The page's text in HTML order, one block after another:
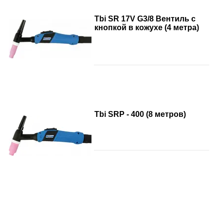
Tbi SR 17V G3/8 Вентиль с
кнопкой в кожухе (4 метра)
Tbi SRP - 400 (8 метров)